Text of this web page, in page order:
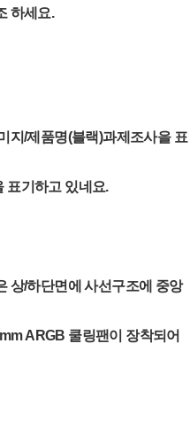
하세요.
지/제품명(블랙)과제조사을 표
표기하고 있네요.
상/하단면에 사선구조에 중앙
ARGB 쿨링팬이 장착되어